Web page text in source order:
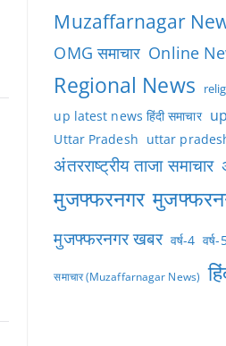
Muzaffarnagar
OMG समाचार Online
Regional News
up latest news हिंदी समाचार
Uttar Pradesh uttar
अंतरराष्ट्रीय ताजा समाचार
मुजफ्फरनगर
मुजफ्फरनगर खबर वर्ष-4 वर्ष-
समाचार (Muzaffarnagar News)